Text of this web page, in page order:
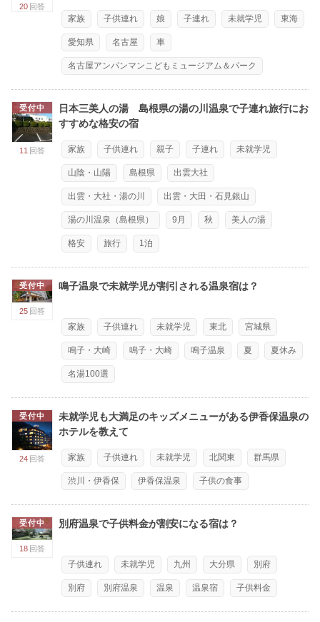
20 回答
家族 子供連れ 娘 子連れ 未就学児 東海
愛知県 名古屋 車
名古屋アンパンマンこどもミュージアム＆パーク
受付中
11 回答
日本三美人の湯 島根県の湯の川温泉で子連れ旅行にお
すすめな格安の宿
家族 子供連れ 親子 子連れ 未就学児
山陰・山陽 島根県 出雲大社
出雲・大社・湯の川 出雲・大田・石見銀山
湯の川温泉（島根県） 9月 秋 美人の湯
格安 旅行 1泊
受付中
25 回答
鳴子温泉で未就学児が割引される温泉宿は？
家族 子供連れ 未就学児 東北 宮城県
鳴子・大崎 鳴子・大崎 鳴子温泉 夏 夏休み
名湯100選
受付中
24 回答
未就学児も大満足のキッズメニューがある伊香保温泉の
ホテルを教えて
家族 子供連れ 未就学児 北関東 群馬県
渋川・伊香保 伊香保温泉 子供の食事
受付中
18 回答
別府温泉で子供料金が割安になる宿は？
子供連れ 未就学児 九州 大分県 別府
別府 別府温泉 温泉 温泉宿 子供料金